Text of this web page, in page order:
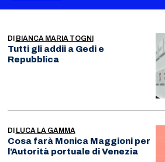
DI BIANCA MARIA TOGNI
Tutti gli addii a Gedi e
Repubblica
DI LUCA LA GAMMA
Cosa farà Monica Maggioni per
l’Autorità portuale di Venezia